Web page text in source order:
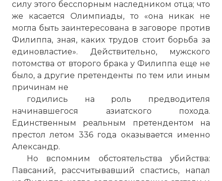
силу этого бесспорным наследником отца; что
же касается Олимпиады, то «она никак не
могла быть заинтересована в заговоре против
Филиппа, зная, каких трудов стоит борьба за
единовластие». Действительно, мужского
потомства от второго брака у Филиппа еще не
было, а другие претенденты по тем или иным
причинам не
годились на роль предводителя
начинавшегося азиатского похода.
Единственным реальным претендентом на
престол летом 336 года оказывается именно
Александр.
Но вспомним обстоятельства убийства:
Павсаний, рассчитывавший спастись, напал
Филипп II Македонский
Имя:
Комментарий: